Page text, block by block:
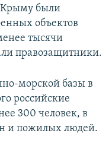
Крыму были
объектов
тысячи
правозащитники.
морской базы в
российские
300 человек, в
и пожилых людей.